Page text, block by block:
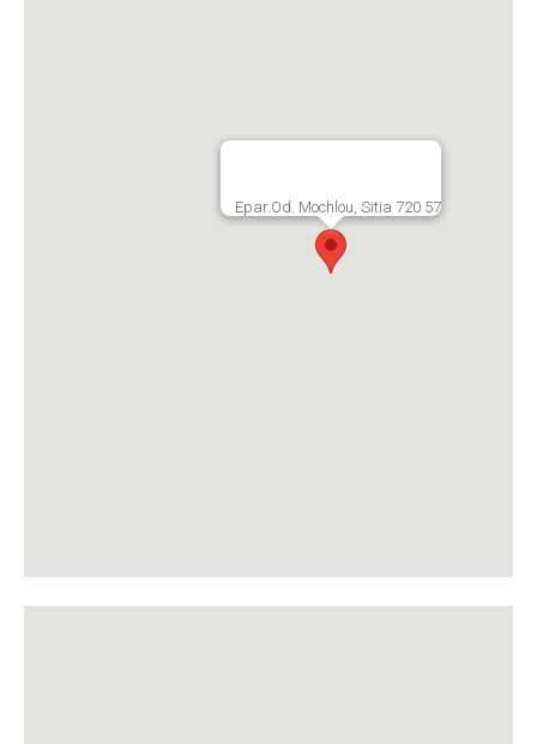
Epar.Od. Mochlou, Sitia 720 57